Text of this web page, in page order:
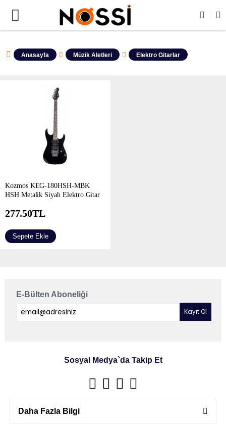
ÜRÜNLERİN TAMAMI DEMODUR SATIŞA KAPALIDIR !
Anasayfa Müzik Aletleri Elektro Gitarlar
Kozmos KEG-180HSH-MBK
HSH Metalik Siyah Elektro Gitar
277.50TL
Sepete Ekle
E-Bülten Aboneliği
Sosyal Medya`da Takip Et
Daha Fazla Bilgi